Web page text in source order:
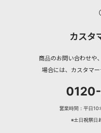
カスタ
商品のお問い合わせや
場合には、カスタマー
営業時間：平日
※土日祝祭日